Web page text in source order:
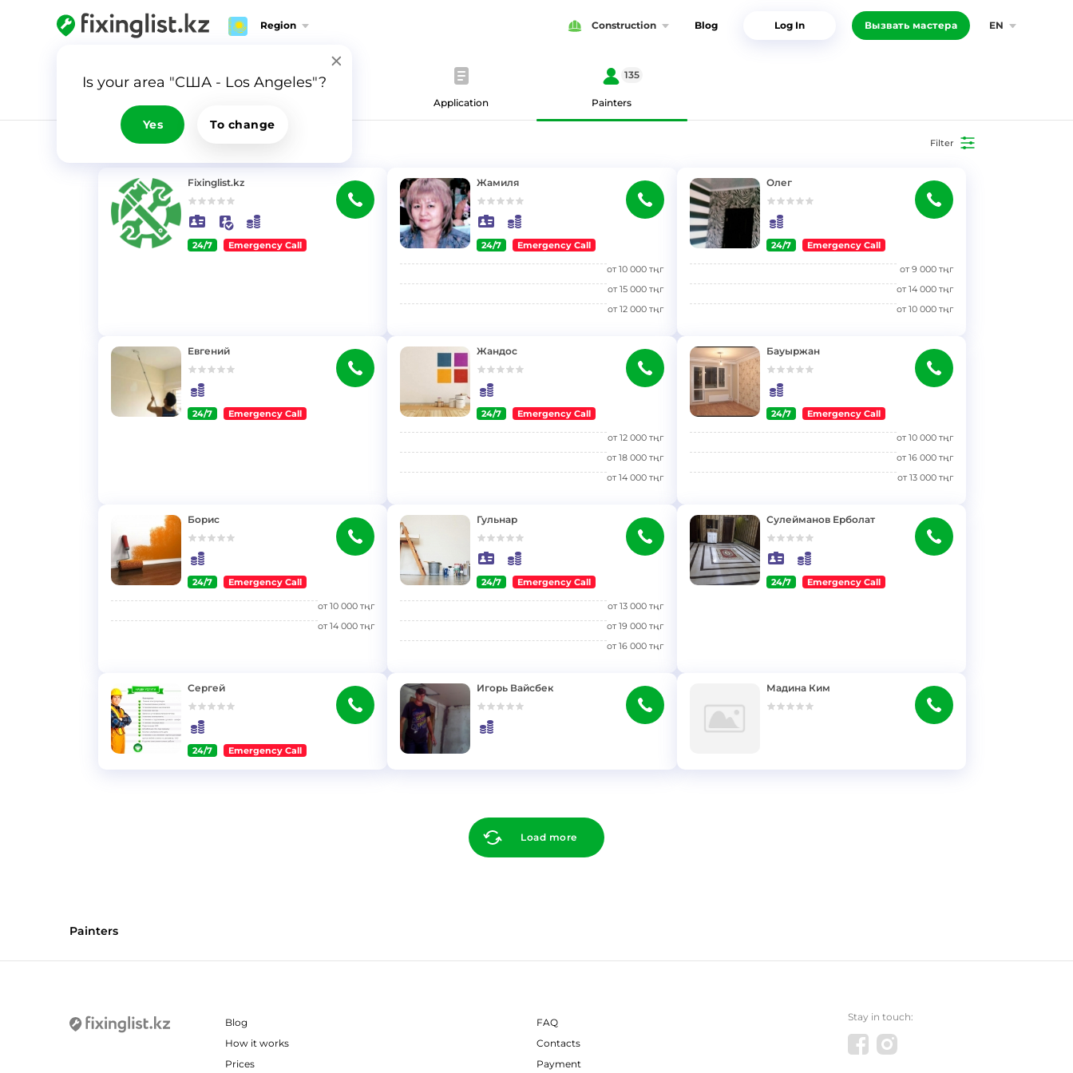
Region Construction Blog Log In Вызвать мастера EN
Is your area "США - Los Angeles"?
Yes To change
Application Painters
135
RESULTS Filter
Fixinglist.kz
24/7 Emergency Call
Жамиля
24/7 Emergency Call
от10 000 тңг
от15 000 тңг
от12 000 тңг
Олег
24/7 Emergency Call
от9 000 тңг
от14 000 тңг
от10 000 тңг
Евгений
24/7 Emergency Call
Жандос
24/7 Emergency Call
от12 000 тңг
от18 000 тңг
от14 000 тңг
Бауыржан
24/7 Emergency Call
от10 000 тңг
от16 000 тңг
от13 000 тңг
Борис
24/7 Emergency Call
от10 000 тңг
от14 000 тңг
Гульнар
24/7 Emergency Call
от13 000 тңг
от19 000 тңг
от16 000 тңг
Сулейманов Ерболат
24/7 Emergency Call
Сергей
24/7 Emergency Call
Игорь Вайсбек Мадина Ким
Load more
Painters
Blog
FAQ
How it works
Contacts
Prices
Payment
Stay in touch: